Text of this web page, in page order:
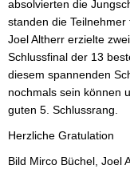
absolvierten die
standen die Teilnehmer
Joel Altherr erzielte
Schlussfinal der 13
diesem spannenden
nochmals sein können
guten 5. Schlussrang.
Herzliche Gratulation
Bild Mirco Büchel, Joel